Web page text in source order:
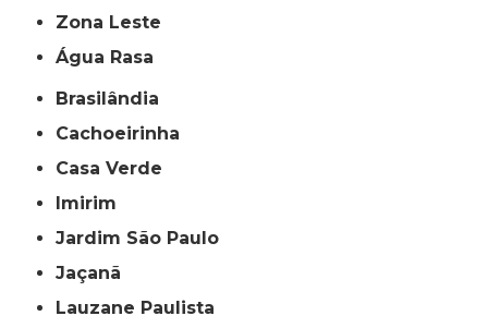
Zona Leste
Água Rasa
Brasilândia
Cachoeirinha
Casa Verde
Imirim
Jardim São Paulo
Jaçanã
Lauzane Paulista